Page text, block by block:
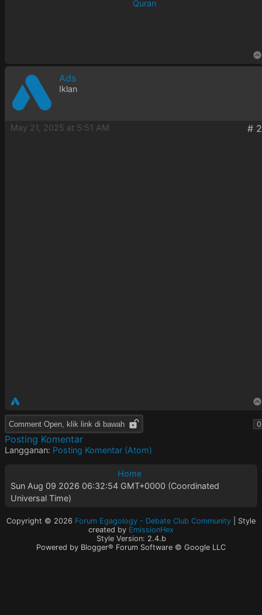
Ads
Iklan
May 21, 2025 at 5:51 AM
Comment Open, klik link di bawah 0
Posting Komentar
Langganan: Posting Komentar (Atom)
Home
Sun Aug 09 2026 06:32:54 GMT+0000 (Coordinated
Universal Time)
Copyright © 2026 Forum Egagology - Debate Club Community | Style
created by EmissionHex
Style Version: 2.4.b
Powered by Blogger® Forum Software © Google LLC